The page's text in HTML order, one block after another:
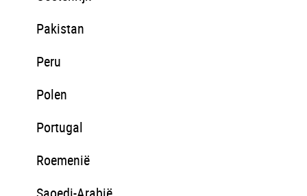
Pakistan
Peru
Polen
Portugal
Roemenië